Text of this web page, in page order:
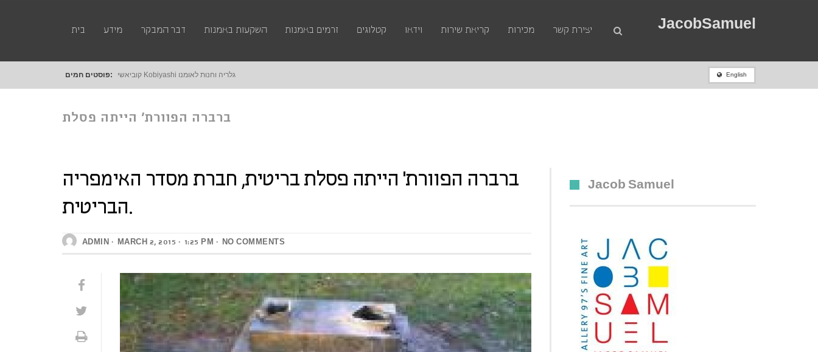
JacobSamuel בית מידע דבר המבקר השקעות באמנות זרמים באמנות קטלוגים וידאו קריאת שירות מכירות יצירת קשר
פוסטים חמים: קוביאשי Kobiyashi גלריה וחנות לאומנות דיגטלית English
ברברה הפוורת’ הייתה פסלת
בריטית, חברת מסדר פשעים באמנות
ברברה הפוורת’ הייתה פסלת בריטית, חברת מסדר האימפריה
הבריטית.
ADMIN MARCH 2, 2015 1:25 PM NO COMMENTS
Jacob Samuel